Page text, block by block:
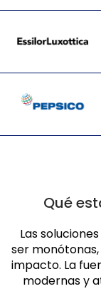
Qué
Las
ser
impacto. La
modernas y